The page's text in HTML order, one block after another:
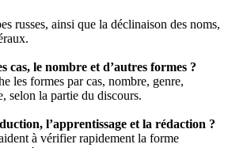
russes, ainsi que la déclinaison des noms,
cas, le nombre et d’autres formes ?
les formes par cas, nombre, genre,
selon la partie du discours.
l’apprentissage et la rédaction ?
à vérifier rapidement la forme